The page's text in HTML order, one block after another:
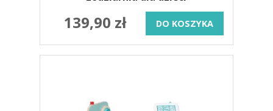
139,90 zł DO KOSZYKA